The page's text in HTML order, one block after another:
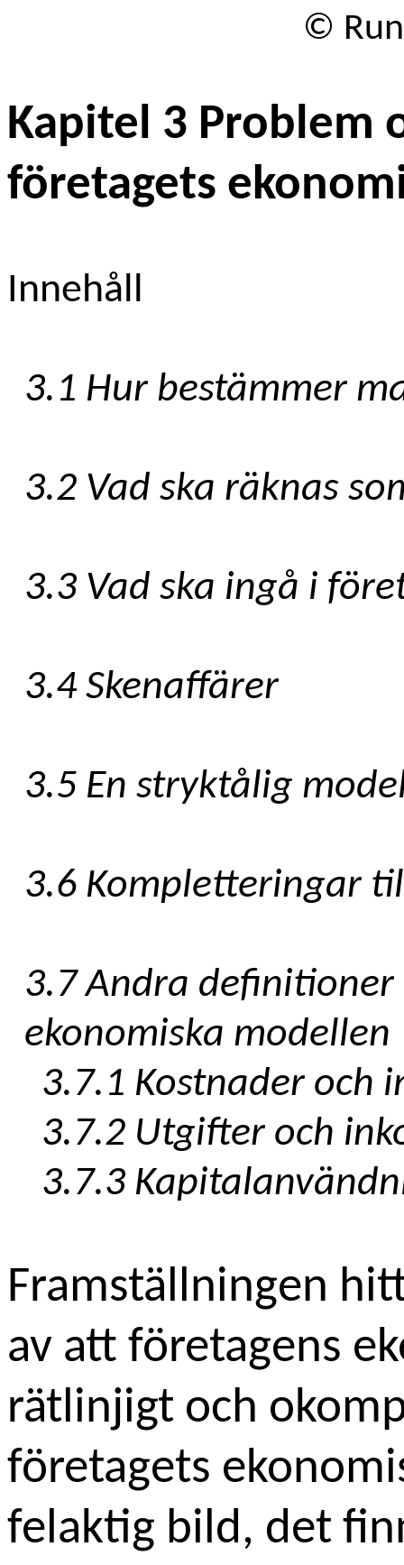
©
Kapitel 3 Problem
företagets
Innehåll
3.1 Hur bestämmer
3.2 Vad ska räknas
3.3 Vad ska ingå i
3.4 Skenaffärer
3.5 En stryktålig
3.6 Kompletteringar
3.7 Andra definitioner
ekonomiska modellen
3.7.1 Kostnader och
3.7.2 Utgifter och
3.7.3
Framställningen
av att företagens
rätlinjigt och
företagets
felaktig bild, det